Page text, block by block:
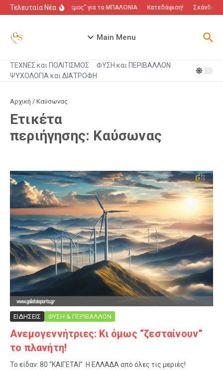
Μετάβαση στο περιεχόμενο
Τελευταία Νέα“Πόλεμος” για τα ΜΠΑΛΟΝΙΑ Κατεδάφιση! Σκάνδαλο
Main Menu
ΤΕΧΝΕΣ και ΠΟΛΙΤΙΣΜΟΣ
ΦΥΣΗ και ΠΕΡΙΒΑΛΛΟΝ
ΨΥΧΟΛΟΓΙΑ και ΔΙΑΤΡΟΦΗ
Αρχική / Καύσωνας
Ετικέτα
περιήγησης: Καύσωνας
ΕΙΔΗΣΕΙΣ ΦΥΣΗ & ΠΕΡΙΒΑΛΛΟΝ
Ανεμογεννήτριες: Κι όμως “ζεσταίνουν”
το πλανήτη!
Το είδαν: 80 “ΚΑΙΓΕΤΑΙ” Η ΕΛΛΑΔΑ από όλες τις μεριές!